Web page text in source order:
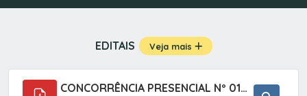
EDITAIS Veja mais
CONCORRÊNCIA PRESENCIAL Nº 019/2025 - PAVIMENTAÇÃO ASFÁLTICA EM TRECHO DA RUA 2 NO BAIRRO VILA SOARES NO MUNICÍPIO DE SETE BARRAS/SP.